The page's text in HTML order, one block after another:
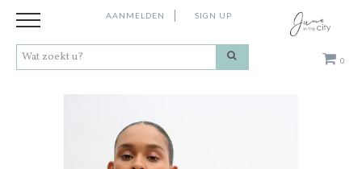
0
AANMELDEN SIGN UP